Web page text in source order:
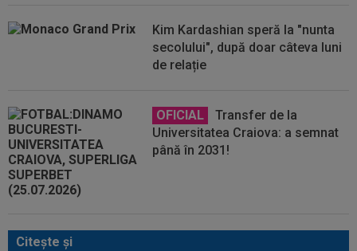
Kim Kardashian speră la "nunta
secolului", după doar câteva luni
de relație
OFICIAL
Transfer de la
Universitatea Craiova: a semnat
până în 2031!
Citeşte şi